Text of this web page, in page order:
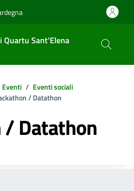
Quartu Sant'Elena
Eventi
Eventi sociali
/ Datathon
/ Datathon